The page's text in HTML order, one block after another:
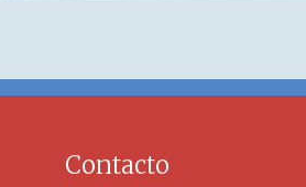
Contacto